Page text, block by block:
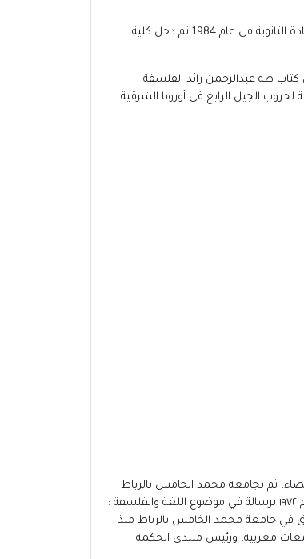
ظل الدكتور محمود محمد علي محمد يكافح في دراسته حتي حصل علي الشهادة الابتدائية عام 1977 وأكمل دراسته الثانوية حتي حصل علي الشهادة الثانوية في عام 1984 ثم دخل كلية
طه عبدالرحمن رائد الفلسفة
لحروب الجيل الرابع في أوروبا الشرقية
بمدينة الدار البيضاء، ثم بجامعة محمد الخامس بالرباط
حيث نال إجازة في الفلسفة، واستكمل دراسته بفرنسا بجامعة السوربون، حيث حصل منها على إجازة ثانية في الفلسفة ودكتوراه السلك الثالث عام ١٩٧٢ برسالة في موضوع اللغة والفلسفة :
ونماذجه . درس المنطق في جامعة محمد الخامس بالرباط منذ
في الفكر الإسلامي والفلسفة عام ٢٠٠٦، وهو أستاذ زائر بعدة جامعات مغربية، ورئيس منتدى الحكمة